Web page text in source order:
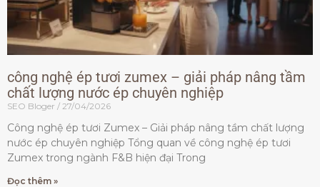
công nghệ ép tươi zumex – giải pháp nâng tầm
chất lượng nước ép chuyên nghiệp
SEO Bloger 27/04/2026
Công nghệ ép tươi Zumex – Giải pháp nâng tầm chất lượng
nước ép chuyên nghiệp Tổng quan về công nghệ ép tươi
Zumex trong ngành F&B hiện đại Trong
Đọc thêm »